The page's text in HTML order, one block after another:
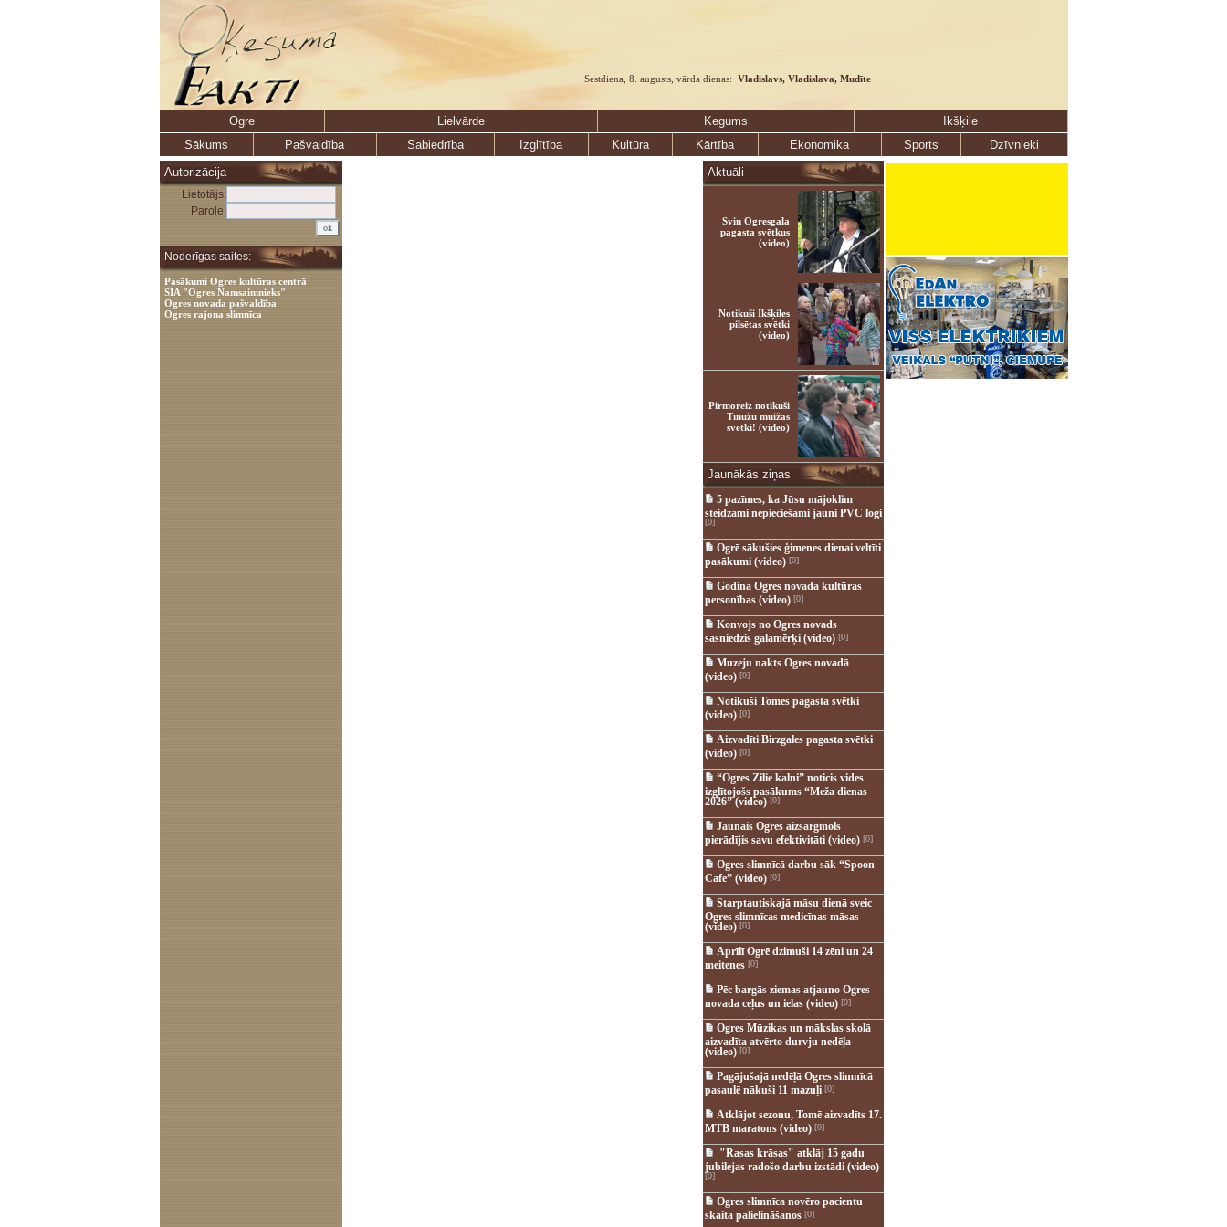
Sestdiena, 8. augusts, vārda dienas: Vladislavs, Vladislava, Mudīte
Ogre Lielvārde Ķegums
Ikšķile
Sākums
Pašvaldība Sabiedrība Izglītība Kultūra Kārtība Ekonomika Sports
Dzīvnieki
Autorizācija
Lietotājs:
Parole:
Noderīgas saites:
Pasākumi Ogres kultūras centrā
SIA "Ogres Namsaimnieks"
Ogres novada pašvaldība
Ogres rajona slimnīca
Aktuāli
Svin Ogresgala
pagasta svētkus
(video)
Notikuši Ikšķiles
pilsētas svētki
(video)
Pirmoreiz notikuši
Tīnūžu muižas
svētki! (video)
Jaunākās ziņas
5 pazīmes, ka Jūsu mājoklim
steidzami nepieciešami jauni PVC logi
[0]
Ogrē sākušies ģimenes dienai veltīti
pasākumi (video)[0]
Godina Ogres novada kultūras
personības (video)[0]
Konvojs no Ogres novads
sasniedzis galamērķi (video)[0]
Muzeju nakts Ogres novadā
(video)[0]
Notikuši Tomes pagasta svētki
(video)[0]
Aizvadīti Birzgales pagasta svētki
(video)[0]
“Ogres Zilie kalni” noticis vides
izglītojošs pasākums “Meža dienas
2026” (video)[0]
Jaunais Ogres aizsargmols
pierādījis savu efektivitāti (video)[0]
Ogres slimnīcā darbu sāk “Spoon
Cafe” (video)[0]
Starptautiskajā māsu dienā sveic
Ogres slimnīcas medicīnas māsas
(video)[0]
Aprīlī Ogrē dzimuši 14 zēni un 24
meitenes [0]
Pēc bargās ziemas atjauno Ogres
novada ceļus un ielas (video)[0]
Ogres Mūzikas un mākslas skolā
aizvadīta atvērto durvju nedēļa
(video)[0]
Pagājušajā nedēļā Ogres slimnīcā
pasaulē nākuši 11 mazuļi[0]
Atklājot sezonu, Tomē aizvadīts 17.
MTB maratons (video)[0]
"Rasas krāsas" atklāj 15 gadu
jubilejas radošo darbu izstādi (video)
[0]
Ogres slimnīca novēro pacientu
skaita palielināšanos [0]